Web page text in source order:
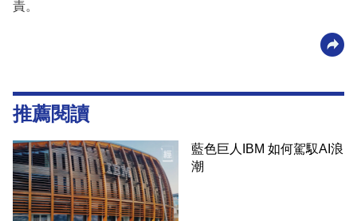
責。
推薦閱讀
藍色巨人IBM 如何駕馭AI浪
潮